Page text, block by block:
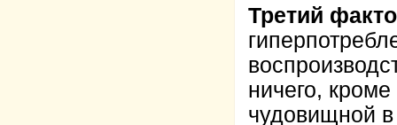
Третий
ничего,
чудовищной в